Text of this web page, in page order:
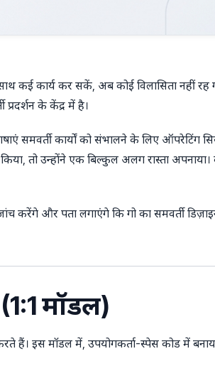
कई कार्य कर सकें, अब कोई विलासिता नहीं
के केंद्र में है।
समवर्ती कार्यों को संभालने के लिए ऑपरेटिंग
तो उन्होंने एक बिल्कुल अलग रास्ता
करेंगे और पता लगाएंगे कि गो का समवर्ती
मॉडल)
हैं। इस मॉडल में, उपयोगकर्ता-स्पेस कोड में